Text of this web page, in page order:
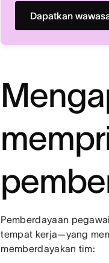
Dapatkan
Pemberdayaan
tempat kerja—yang
memberdayakan tim: